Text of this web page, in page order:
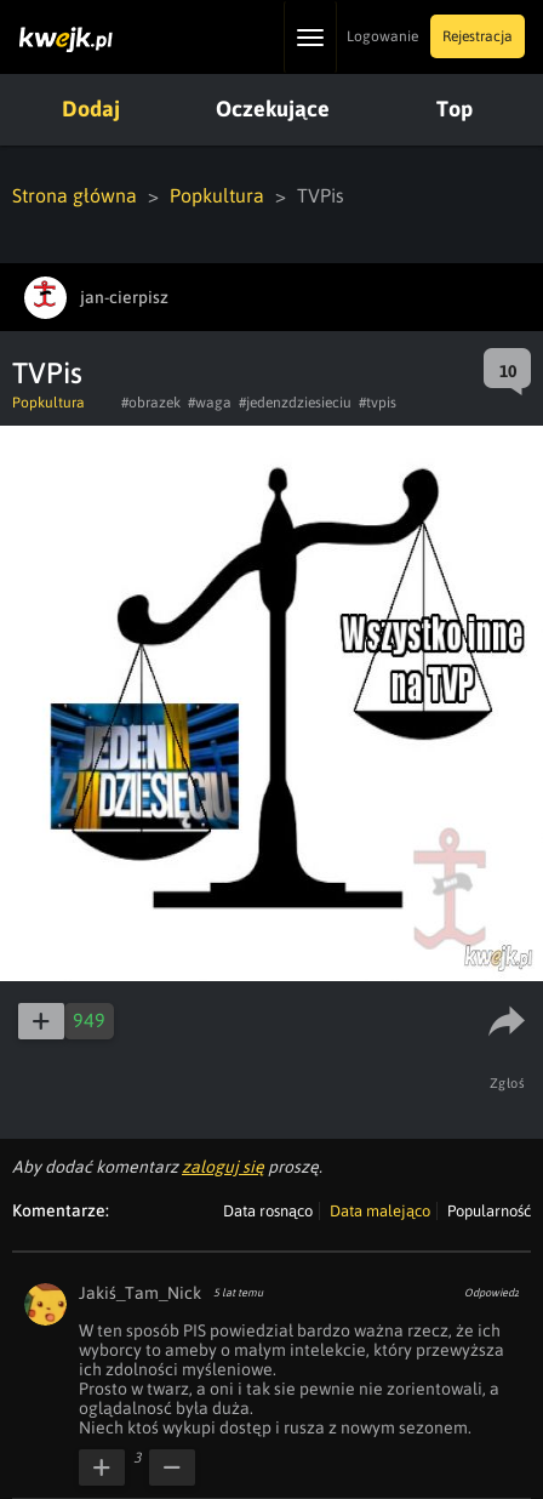
ToggleLogowanie Rejestracja
Dodaj Oczekujące Top
Strona główna Popkultura TVPis
jan-cierpisz
TVPis 10
Popkultura #obrazek #waga #jedenzdziesieciu #tvpis
949
Zgłoś
Aby dodać komentarzzaloguj się proszę.
Komentarze: Data rosnąco Data malejąco Popularność
Jakiś_Tam_Nick 5 lat temu Odpowiedz
W ten sposób PIS powiedział bardzo ważna rzecz, że ich
wyborcy to ameby o małym intelekcie, który przewyższa
ich zdolności myśleniowe.
Prosto w twarz, a oni i tak sie pewnie nie zorientowali, a
oglądalnosć była duża.
Niech ktoś wykupi dostęp i rusza z nowym sezonem.
3